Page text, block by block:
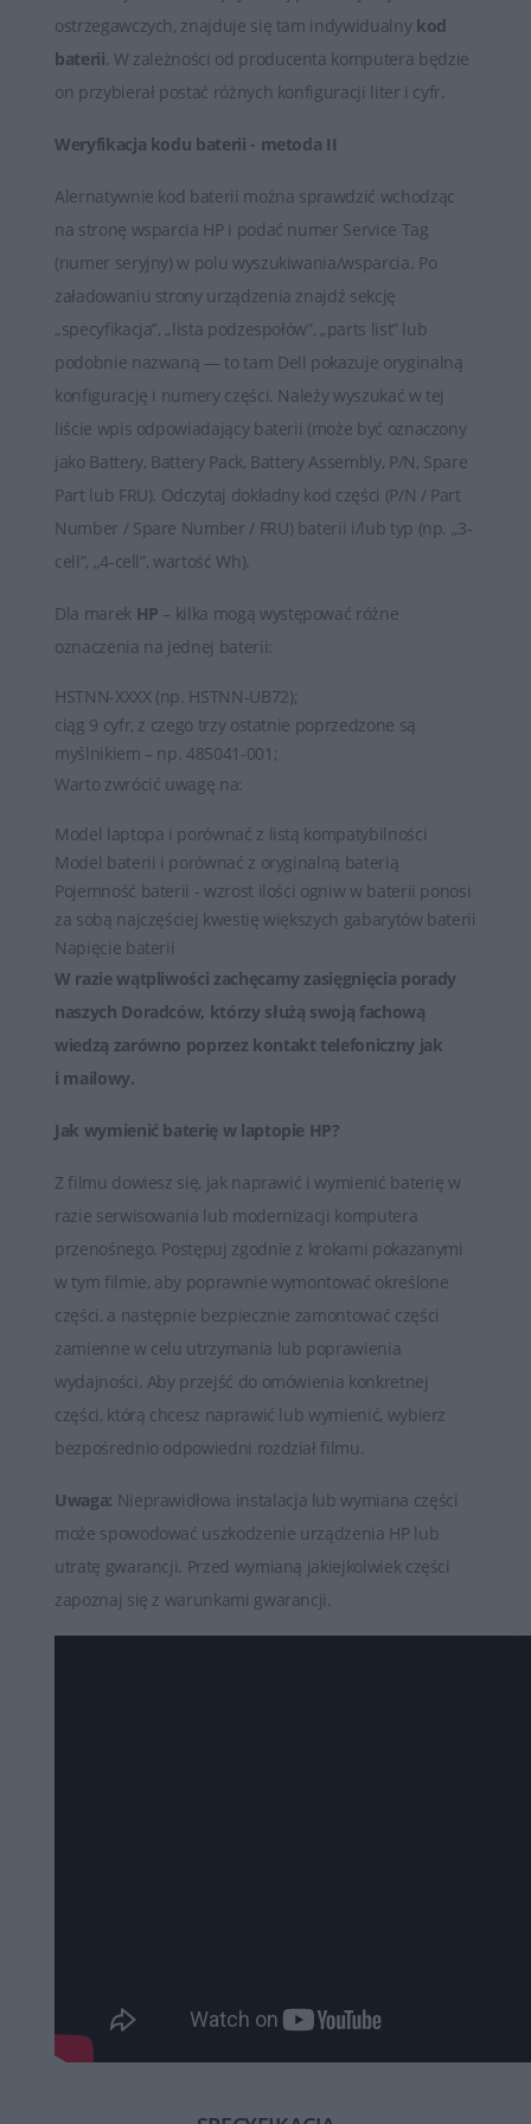
Baterie HP są kluczowymi elementami zapewniającymi
mobilność i niezależność od stałego źródła zasilania dla
przenośnych urządzeń marki HP. Ważne jest
odpowiednie użytkowanie i pielęgnacja baterii, aby
ostrzegawczych, znajduje się tam indywidualny kod
baterii. W zależności od producenta komputera będzie
on przybierał postać różnych konfiguracji liter i cyfr.
Weryfikacja kodu baterii - metoda II
Alernatywnie kod baterii można sprawdzić wchodząc
na stronę wsparcia HP i podać numer Service Tag
(numer seryjny) w polu wyszukiwania/wsparcia. Po
załadowaniu strony urządzenia znajdź sekcję
„specyfikacja”, „lista podzespołów”, „parts list” lub
podobnie nazwaną — to tam Dell pokazuje oryginalną
konfigurację i numery części. Należy wyszukać w tej
liście wpis odpowiadający baterii (może być oznaczony
jako Battery, Battery Pack, Battery Assembly, P/N, Spare
Part lub FRU). Odczytaj dokładny kod części (P/N / Part
Number / Spare Number / FRU) baterii i/lub typ (np. „3-
cell”, „4-cell”, wartość Wh).
Dla marek HP – kilka mogą występować różne
oznaczenia na jednej baterii:
HSTNN-XXXX (np. HSTNN-UB72);
ciąg 9 cyfr, z czego trzy ostatnie poprzedzone są
myślnikiem – np. 485041-001;
Warto zwrócić uwagę na:
Model laptopa i porównać z listą kompatybilności
Model baterii i porównać z oryginalną baterią
Pojemność baterii - wzrost ilości ogniw w baterii ponosi
za sobą najczęściej kwestię większych gabarytów baterii
Napięcie baterii
W razie wątpliwości zachęcamy zasięgnięcia porady
naszych Doradców, którzy służą swoją fachową
wiedzą zarówno poprzez kontakt telefoniczny jak
i mailowy.
Jak wymienić baterię w laptopie HP?
Z filmu dowiesz się, jak naprawić i wymienić baterię w
razie serwisowania lub modernizacji komputera
przenośnego. Postępuj zgodnie z krokami pokazanymi
w tym filmie, aby poprawnie wymontować określone
części, a następnie bezpiecznie zamontować części
zamienne w celu utrzymania lub poprawienia
wydajności. Aby przejść do omówienia konkretnej
części, którą chcesz naprawić lub wymienić, wybierz
bezpośrednio odpowiedni rozdział filmu.
Uwaga: Nieprawidłowa instalacja lub wymiana części
może spowodować uszkodzenie urządzenia HP lub
utratę gwarancji. Przed wymianą jakiejkolwiek części
zapoznaj się z warunkami gwarancji.